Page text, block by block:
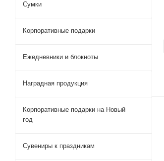
Сумки
Корпоративные подарки
Ежедневники и блокноты
Наградная продукция
Корпоративные подарки на Новый
год
Сувениры к праздникам